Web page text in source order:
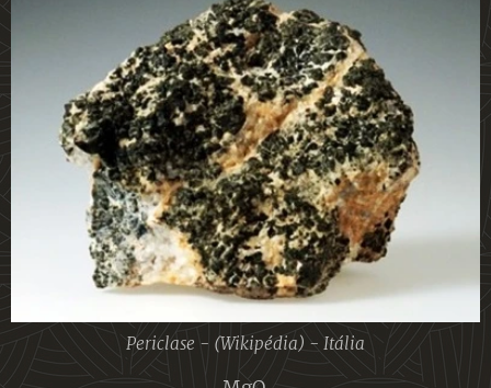
Periclase - (Wikipédia) - Itália